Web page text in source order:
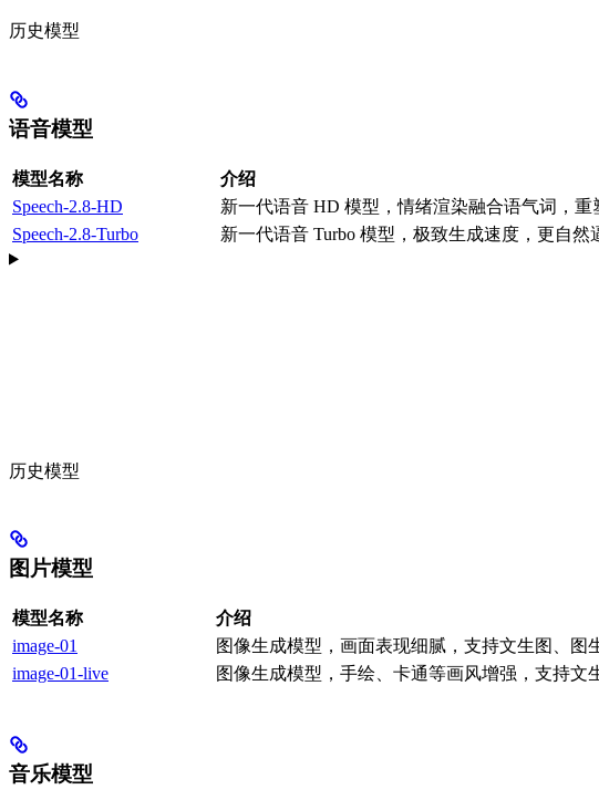
历史模型
语音模型
模型名称
介绍
Speech-2.8-HD
新一代语音 HD 模型，情绪渲染融合语气词，重
Speech-2.8-Turbo
新一代语音 Turbo 模型，极致生成速度，更自然
历史模型
图片模型
模型名称
介绍
image-01
图像生成模型，画面表现细腻，支持文生图、图
image-01-live
图像生成模型，手绘、卡通等画风增强，支持文
音乐模型